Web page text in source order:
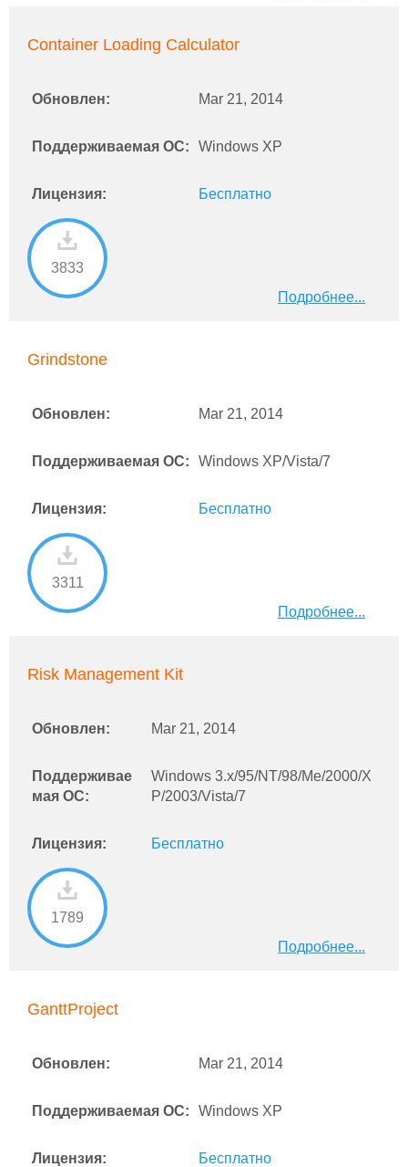
Container Loading Calculator
Обновлен: Mar 21, 2014
Поддерживаемая ОС: Windows XP
Лицензия: Бесплатно
3833
Подробнее...
Grindstone
Обновлен: Mar 21, 2014
Поддерживаемая ОС: Windows XP/Vista/7
Лицензия: Бесплатно
3311
Подробнее...
Risk Management Kit
Обновлен: Mar 21, 2014
Поддерживае
мая ОС:
Windows 3.x/95/NT/98/Me/2000/X
P/2003/Vista/7
Лицензия: Бесплатно
1789
Подробнее...
GanttProject
Обновлен: Mar 21, 2014
Поддерживаемая ОС: Windows XP
Лицензия: Бесплатно